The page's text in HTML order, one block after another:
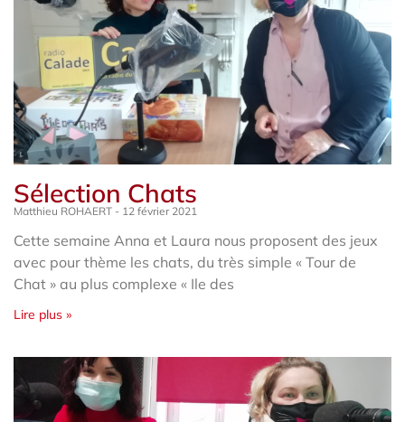
Sélection Chats
Matthieu ROHAERT 12 février 2021
Cette semaine Anna et Laura nous proposent des jeux
avec pour thème les chats, du très simple « Tour de
Chat » au plus complexe « Ile des
Lire plus »